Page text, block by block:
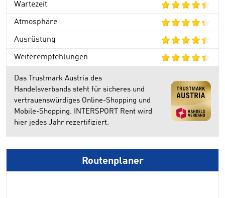
Wartezeit
Atmosphäre
Ausrüstung
Weiterempfehlungen
Das Trustmark Austria des
Handelsverbands steht für sicheres und
vertrauenswürdiges Online-Shopping und
Mobile-Shopping. INTERSPORT Rent wird
hier jedes Jahr rezertifiziert.
Routenplaner